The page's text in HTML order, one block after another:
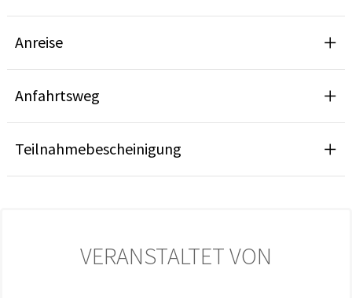
Anreise
Anfahrtsweg
Teilnahmebescheinigung
VERANSTALTET VON